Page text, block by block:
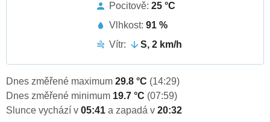
Pocitově: 25 °C
Vlhkost: 91 %
Vítr:
S, 2 km/h
Dnes změřené maximum 29.8 °C (14:29)
Dnes změřené minimum 19.7 °C (07:59)
Slunce vychází v 05:41 a zapadá v 20:32